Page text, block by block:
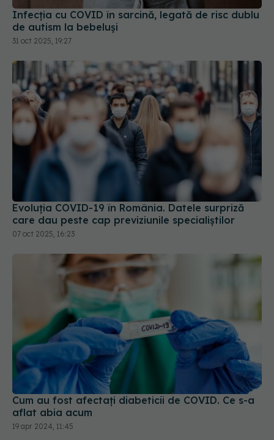
Infecția cu COVID în sarcină, legată de risc dublu
de autism la bebeluși
31 oct 2025, 19:27
Evoluția COVID-19 în România. Datele surpriză
care dau peste cap previziunile specialiștilor
07 oct 2025, 16:23
Cum au fost afectați diabeticii de COVID. Ce s-a
aflat abia acum
19 apr 2024, 11:45